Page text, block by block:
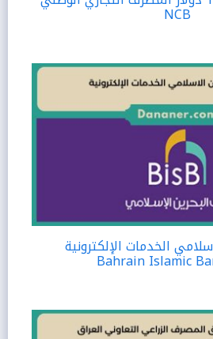
NCB
الخدمات الإلكترونية
Bahrain Islamic